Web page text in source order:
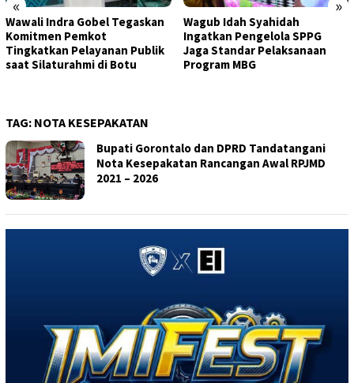
« »
Wawali Indra Gobel Tegaskan
Komitmen Pemkot
Tingkatkan Pelayanan Publik
saat Silaturahmi di Botu
Wagub Idah Syahidah
Ingatkan Pengelola SPPG
Jaga Standar Pelaksanaan
Program MBG
TAG: NOTA KESEPAKATAN
Bupati Gorontalo dan DPRD Tandatangani
Nota Kesepakatan Rancangan Awal RPJMD
2021 – 2026